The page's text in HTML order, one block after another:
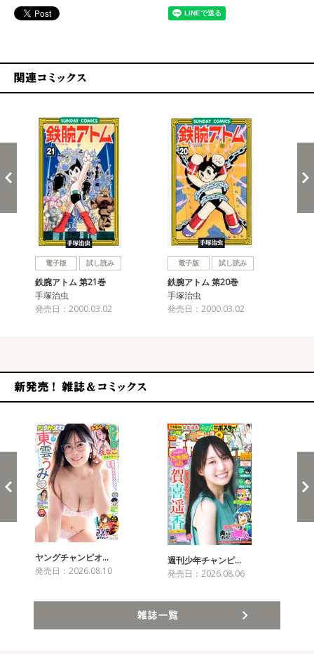
電子版 試し読み
鉄腕アトム 第21巻
手塚治虫
発売日：2000.03.02
電子版 試し読み
鉄腕アトム 第20巻
手塚治虫
発売日：2000.03.02
ヤングチャンピオ…
発売日：2026.08.10
週刊少年チャンピ…
発売日：2026.08.06